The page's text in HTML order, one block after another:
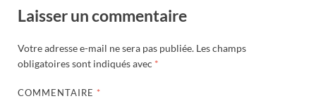
Laisser un commentaire
Votre adresse e-mail ne sera pas publiée. Les champs
obligatoires sont indiqués avec *
COMMENTAIRE *